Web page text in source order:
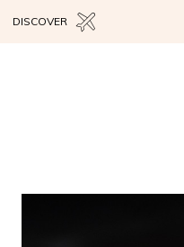
DISCOVER